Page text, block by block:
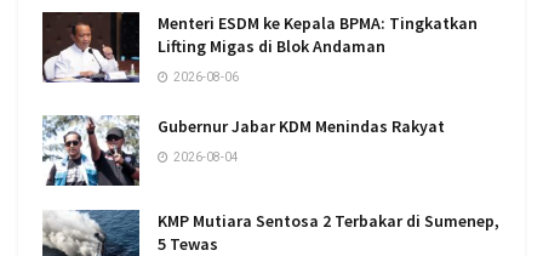
Menteri ESDM ke Kepala BPMA: Tingkatkan
Lifting Migas di Blok Andaman
2026-08-06
Gubernur Jabar KDM Menindas Rakyat
2026-08-04
KMP Mutiara Sentosa 2 Terbakar di Sumenep,
5 Tewas